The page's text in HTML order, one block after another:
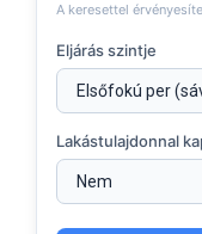
A keresettel
Eljárás szintje
Lakástulajdonnal